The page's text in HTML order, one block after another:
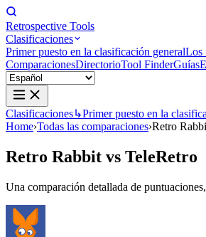
Retrospective Tools
Clasificaciones
Primer puesto en la clasificación generalLos
ComparacionesDirectorioTool FinderGuías
Clasificaciones↳Primer puesto en la
Home›Todas las comparaciones›Retro
Retro Rabbit vs TeleRetro
Una comparación detallada de